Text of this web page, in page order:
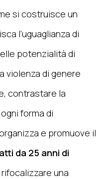
si costruisce un
l’uguaglianza di
potenzialità di
violenza di genere
contrastare la
forma di
e promuove il
da 25 anni di
rifocalizzare una